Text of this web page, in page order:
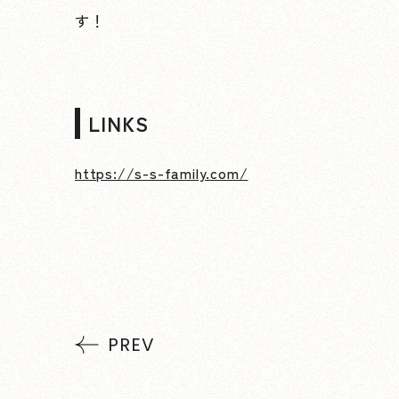
す！
LINKS
https://s-s-family.com/
PREV